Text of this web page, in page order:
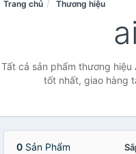
Trang chủ Thương hiệu
Tất cả sản phẩm thương hiệu
tốt nhất, giao hàng
0 Sản Phẩm